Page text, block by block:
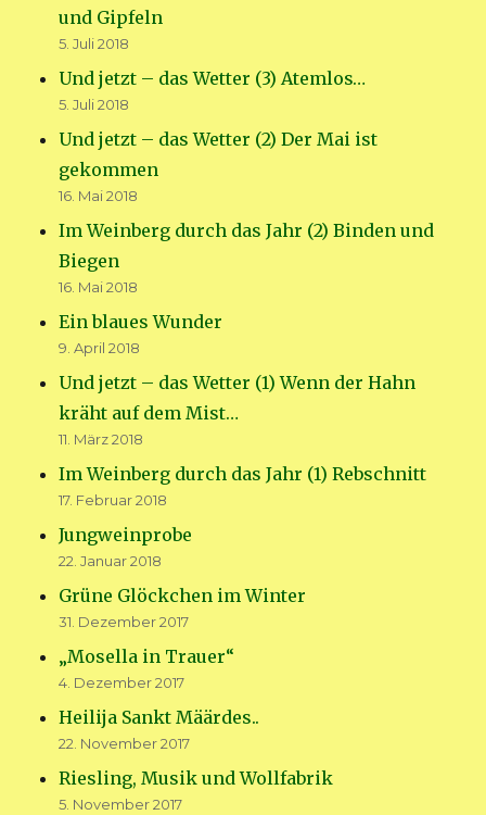
und Gipfeln
5. Juli 2018
Und jetzt – das Wetter (3) Atemlos…
5. Juli 2018
Und jetzt – das Wetter (2) Der Mai ist
gekommen
16. Mai 2018
Im Weinberg durch das Jahr (2) Binden und
Biegen
16. Mai 2018
Ein blaues Wunder
9. April 2018
Und jetzt – das Wetter (1) Wenn der Hahn
kräht auf dem Mist…
11. März 2018
Im Weinberg durch das Jahr (1) Rebschnitt
17. Februar 2018
Jungweinprobe
22. Januar 2018
Grüne Glöckchen im Winter
31. Dezember 2017
„Mosella in Trauer“
4. Dezember 2017
Heilija Sankt Määrdes..
22. November 2017
Riesling, Musik und Wollfabrik
5. November 2017